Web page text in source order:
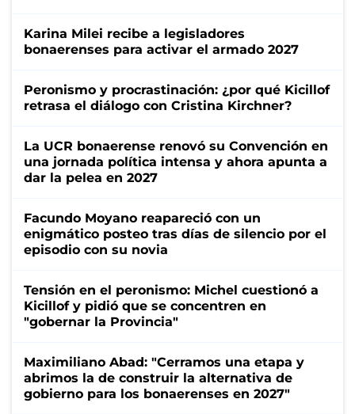
Karina Milei recibe a legisladores
bonaerenses para activar el armado 2027
Peronismo y procrastinación: ¿por qué Kicillof
retrasa el diálogo con Cristina Kirchner?
La UCR bonaerense renovó su Convención en
una jornada política intensa y ahora apunta a
dar la pelea en 2027
Facundo Moyano reapareció con un
enigmático posteo tras días de silencio por el
episodio con su novia
Tensión en el peronismo: Michel cuestionó a
Kicillof y pidió que se concentren en
"gobernar la Provincia"
Maximiliano Abad: "Cerramos una etapa y
abrimos la de construir la alternativa de
gobierno para los bonaerenses en 2027"